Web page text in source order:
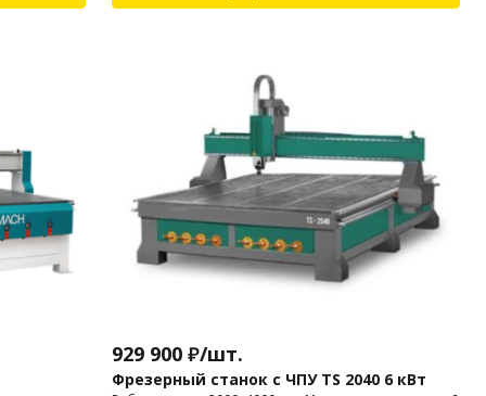
929 900 ₽/шт.
Фрезерный станок с ЧПУ TS 2040 6 кВт